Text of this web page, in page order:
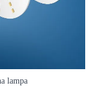
lampa